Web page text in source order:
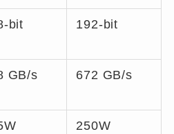
bit 192-bit
GB/s 672 GB/s
250W